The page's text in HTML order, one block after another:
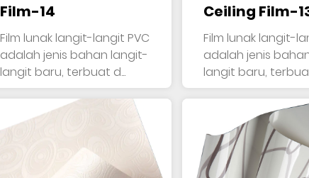
Film-14
Film lunak langit-langit PVC
adalah jenis bahan langit-
langit baru, terbuat d...
Ceiling Film-
Film lunak langit-
adalah jenis
langit baru,